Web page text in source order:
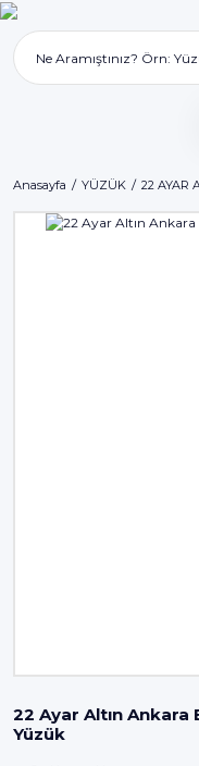
Anasayfa YÜZÜK 22 AYAR
22 Ayar Altın Ankara
Yüzük